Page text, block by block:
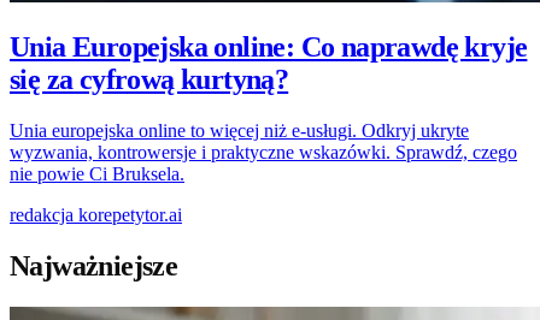
Unia Europejska online: Co naprawdę kryje
się za cyfrową kurtyną?
Unia europejska online to więcej niż e-usługi. Odkryj ukryte
wyzwania, kontrowersje i praktyczne wskazówki. Sprawdź, czego
nie powie Ci Bruksela.
redakcja korepetytor.ai
Najważniejsze